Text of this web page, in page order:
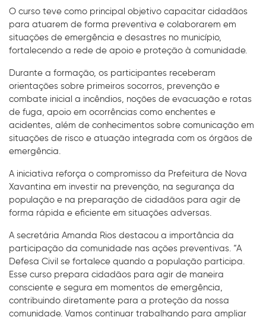
O curso teve como principal objetivo capacitar cidadãos
para atuarem de forma preventiva e colaborarem em
situações de emergência e desastres no município,
fortalecendo a rede de apoio e proteção à comunidade.
Durante a formação, os participantes receberam
orientações sobre primeiros socorros, prevenção e
combate inicial a incêndios, noções de evacuação e rotas
de fuga, apoio em ocorrências como enchentes e
acidentes, além de conhecimentos sobre comunicação em
situações de risco e atuação integrada com os órgãos de
emergência.
A iniciativa reforça o compromisso da Prefeitura de Nova
Xavantina em investir na prevenção, na segurança da
população e na preparação de cidadãos para agir de
forma rápida e eficiente em situações adversas.
A secretária Amanda Rios destacou a importância da
participação da comunidade nas ações preventivas. “A
Defesa Civil se fortalece quando a população participa.
Esse curso prepara cidadãos para agir de maneira
consciente e segura em momentos de emergência,
contribuindo diretamente para a proteção da nossa
comunidade. Vamos continuar trabalhando para ampliar